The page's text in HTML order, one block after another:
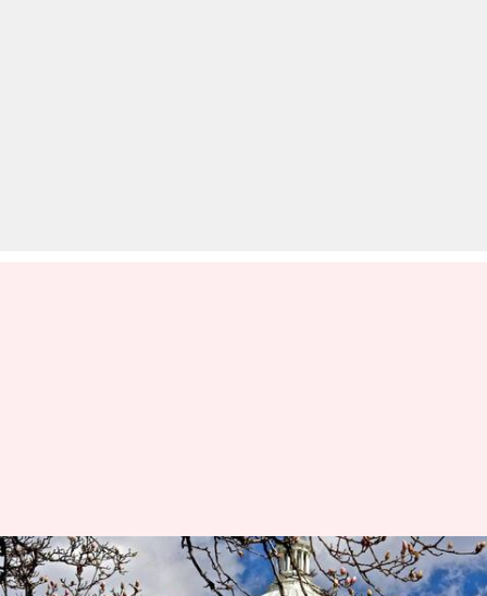
செனட் வாக்கெடுப்பு